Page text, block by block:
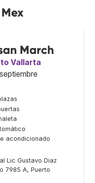
March
Vallarta
acondicionado
Lic Gustavo Diaz
7985 A, Puerto